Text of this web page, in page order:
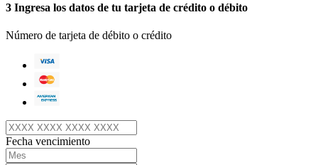
3 Ingresa los datos de tu tarjeta de crédito o débito
Número de tarjeta de débito o crédito
Fecha vencimiento